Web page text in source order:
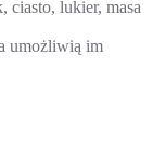
ciasto, lukier, masa
umożliwią im